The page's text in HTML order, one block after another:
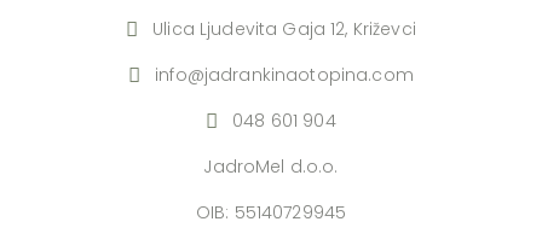
Ulica Ljudevita Gaja 12, Križevci
info@jadrankinaotopina.com
048 601 904
JadroMel d.o.o.
OIB: 55140729945